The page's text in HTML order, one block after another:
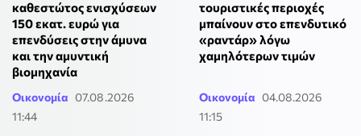
καθεστώτος ενισχύσεων
150 εκατ. ευρώ για
επενδύσεις στην άμυνα
και την αμυντική
βιομηχανία
Οικονομία 07.08.2026
11:44
τουριστικές περιοχές
μπαίνουν στο επενδυτικό
«ραντάρ» λόγω
χαμηλότερων τιμών
Οικονομία 04.08.2026
11:15